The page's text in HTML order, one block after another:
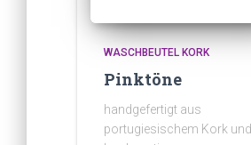
WASCHBEUTEL KORK
Pinktöne
handgefertigt aus
portugiesischem Kork und